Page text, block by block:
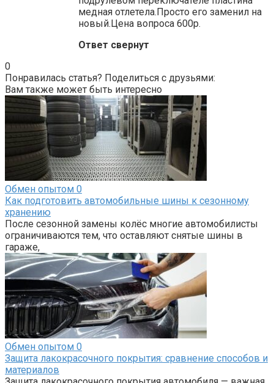
медная отлетела.Просто его заменил на
новый.Цена вопроса 600р.
Ответ свернут
0
Понравилась статья? Поделиться с друзьями:
Вам также может быть интересно
Обмен опытом 0
Как подготовить автомобильные шины к сезонному
хранению
После сезонной замены колёс многие автомобилисты
ограничиваются тем, что оставляют снятые шины в
гараже,
Обмен опытом 0
Защита лакокрасочного покрытия: сравнение способов и
материалов